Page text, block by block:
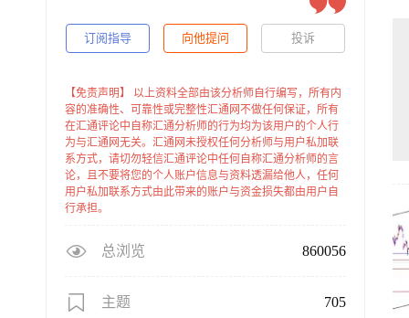
订阅指导 向他提问 投诉
【免责声明】 以上资料全部由该分析师自行编写，所有内
容的准确性、可靠性或完整性汇通网不做任何保证，所有
在汇通评论中自称汇通分析师的行为均为该用户的个人行
为与汇通网无关。汇通网未授权任何分析师与用户私加联
系方式，请切勿轻信汇通评论中任何自称汇通分析师的言
论，且不要将您的个人账户信息与资料透漏给他人，任何
用户私加联系方式由此带来的账户与资金损失都由用户自
行承担。
总浏览 860056
主题 705